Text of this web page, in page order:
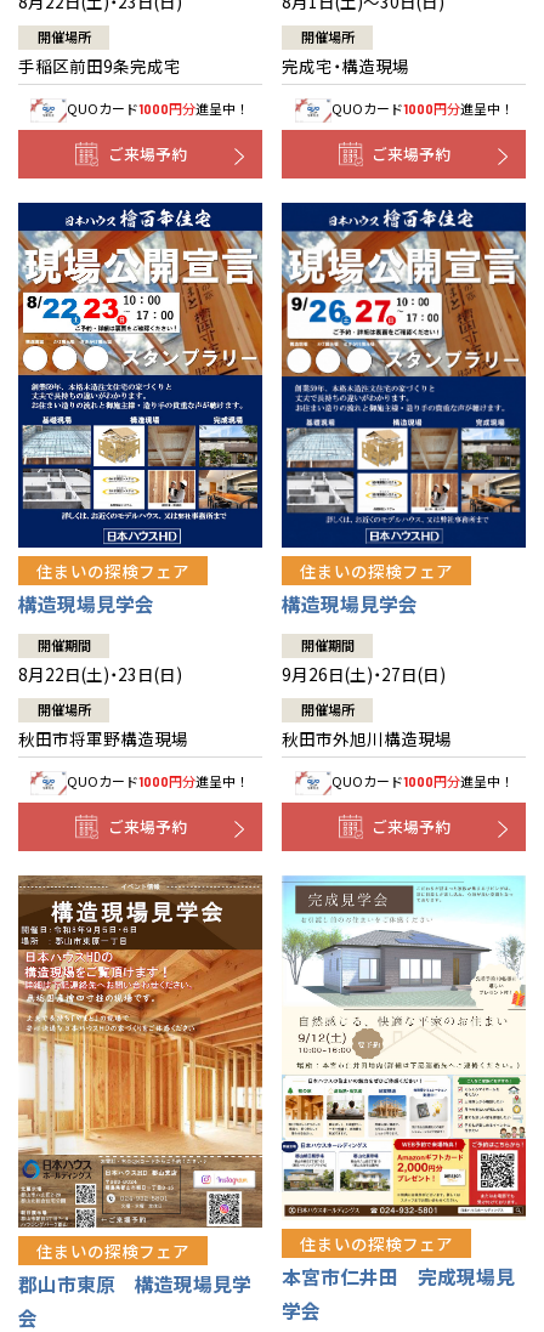
開催場所
手稲区前田9条完成宅
QUOカード1000円分進呈中！
ご来場予約
開催場所
完成宅・構造現場
QUOカード1000円分進呈中！
ご来場予約
住まいの探検フェア
構造現場見学会
開催期間
8月22日(土)・23日(日)
開催場所
秋田市将軍野構造現場
QUOカード1000円分進呈中！
ご来場予約
住まいの探検フェア
構造現場見学会
開催期間
9月26日(土)・27日(日)
開催場所
秋田市外旭川構造現場
QUOカード1000円分進呈中！
ご来場予約
住まいの探検フェア
郡山市東原 構造現場見学
会
住まいの探検フェア
本宮市仁井田 完成現場見
学会
道東
山形
宮城
福島
長野
富山
石川
福井
神奈川
埼玉
千葉
茨城
栃木
群馬
愛知
岐阜
静岡
三重
近畿
大阪
京都
兵庫
奈良
滋賀
和歌山
中国・四国
岡山
香川
愛媛
鳥取
島根
広島
山口
徳島
高知
九州
福岡
佐賀
熊本
大分
宮崎
鹿児島
長崎
沖縄
分譲マンション
※現住所のある都道府県以外の建築予定地の方でも現住所の有るお近
くの展示場又は店舗にお問合せください。移住の計画の方もご相談対
応します。お気軽にご相談ください。
道東
釧路
山形県
宮城県
仙台
福島県
会津
長野県
富山県
富山
石川県
福井県
福井
神奈川県
相模
埼玉県
埼玉
千葉県
千葉
柏
茨城県
水戸
栃木県
宇都宮
小山
群馬県
群馬
伊勢崎
愛知県
岐阜県
岐阜
静岡県
三重県
四日市
近畿
大阪府
大阪
京都府
京都
兵庫県
姫路
奈良県
奈良
中国・四国
岡山県
岡山
愛媛県
松山
九州
福岡県
福岡
佐賀県
佐賀
熊本県
熊本
大分県
大分
宮崎県
宮崎
鹿児島県
鹿児島